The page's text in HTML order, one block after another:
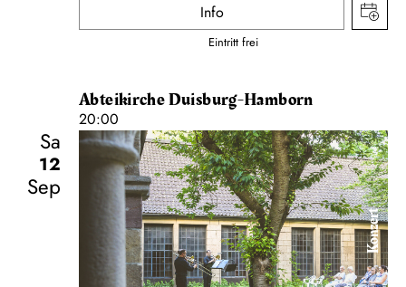
Info
Eintritt frei
Abteikirche Duisburg-Hamborn
20:00
Sa
12
Sep
Konzert